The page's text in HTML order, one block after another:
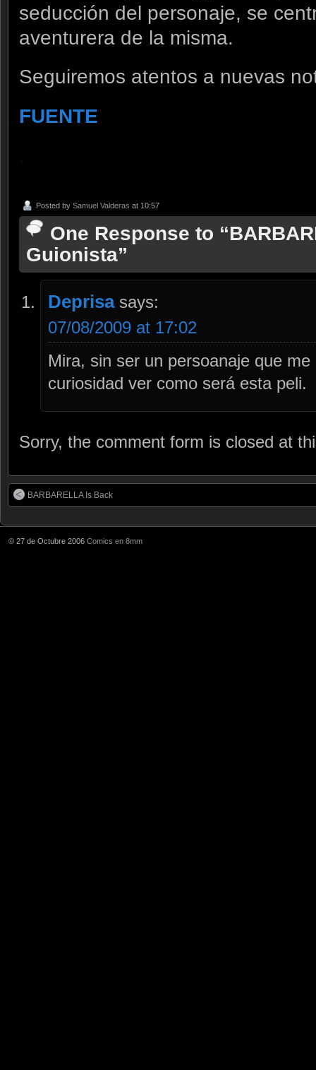
seducción del personaje, se
aventurera de la misma.
Seguiremos atentos a nuevas
FUENTE
Posted by Samuel Valderas at 10:57
One Response to
Guionista”
Deprisa says:
07/08/2009 at 17:02
Mira, sin ser un persoanaje que
curiosidad ver como será esta peli.
Sorry, the comment form is closed at
BARBARELLA Is Back
© 27 de Octubre 2006 Comics en 8mm